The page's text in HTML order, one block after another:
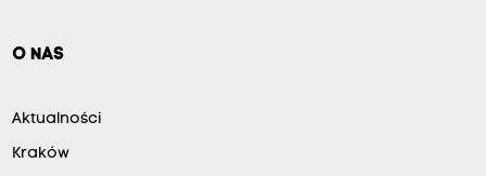
O NAS
Aktualności
Kraków